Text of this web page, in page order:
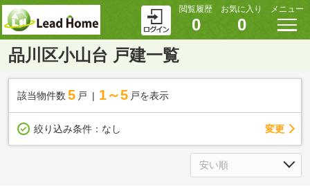
閲覧履歴
0
お気に入り
0
メニュー
品川区小山台 戸建一覧
該当物件数 5 戸 1～5 戸を表示
絞り込み条件： なし 変更